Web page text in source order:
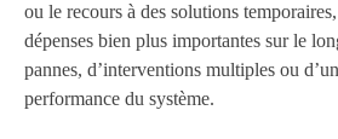
ou le recours à des solutions
dépenses bien plus importantes sur le
pannes, d’interventions multiples ou
performance du système.